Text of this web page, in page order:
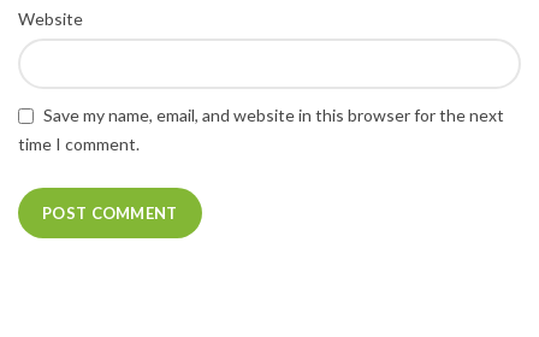
Website
Save my name, email, and website in this browser for the next
time I comment.